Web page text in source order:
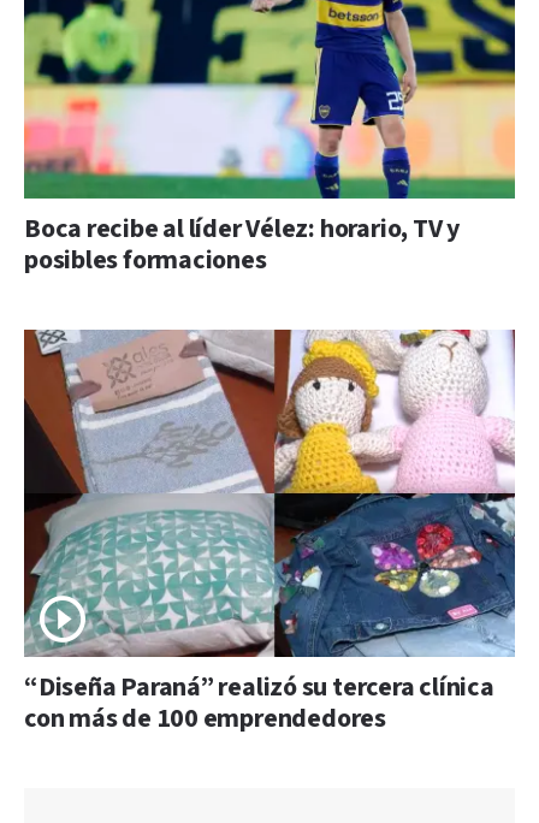
Boca recibe al líder Vélez: horario, TV y
posibles formaciones
“Diseña Paraná” realizó su tercera clínica
con más de 100 emprendedores